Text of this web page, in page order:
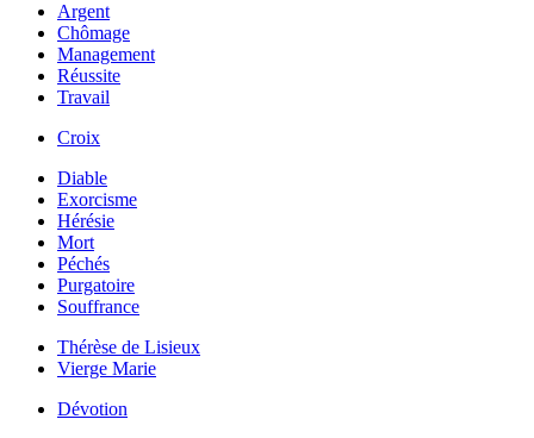
Argent
Chômage
Management
Réussite
Travail
Croix
Diable
Exorcisme
Hérésie
Mort
Péchés
Purgatoire
Souffrance
Thérèse de Lisieux
Vierge Marie
Dévotion